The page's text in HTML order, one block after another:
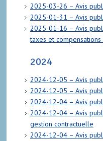
2025-03-26 – Avis
2025-01-31 – Avis
2025-01-16 – Avis
taxes et
2024
2024-12-05 – Avis
2024-12-05 – Avis
2024-12-04 – Avis
2024-12-04 – Avis
gestion contractuelle
2024-12-04 – Avis